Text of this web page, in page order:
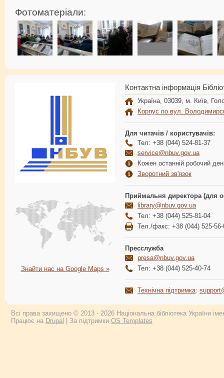
Фотоматеріали:
Знайти нас на Google Maps »
Контактна інформація
Україна, 03039, м. Київ,
Корпус по вул.
Для читачів / користувачів:
Тел: +38 (044) 524-81-37
service@nbuv.gov.ua
Кожен останній робочий
Зворотний зв'язок
Приймальня директора (для
library@nbuv.gov.ua
Тел: +38 (044) 525-81-04
Тел./факс: +38 (044) 525-56-
Пресслужба
presa@nbuv.gov.ua
Тел: +38 (044) 525-40-74
Технічна підтримка:
Всі права захищено © 2013 - 2026 Національна бібліотека України
Працює на Drupal | За підтримки OS Templates